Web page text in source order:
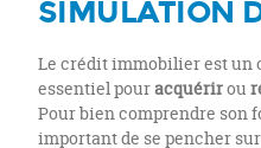
SIMULATION
Le crédit immobilier est un
essentiel pouracquérirou
Pour bien comprendre son
important de se pencher